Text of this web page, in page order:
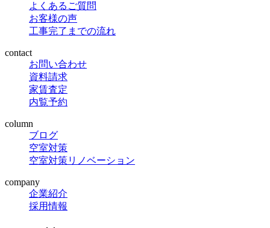
よくあるご質問
お客様の声
工事完了までの流れ
contact
お問い合わせ
資料請求
家賃査定
内覧予約
column
ブログ
空室対策
空室対策リノベーション
company
企業紹介
採用情報